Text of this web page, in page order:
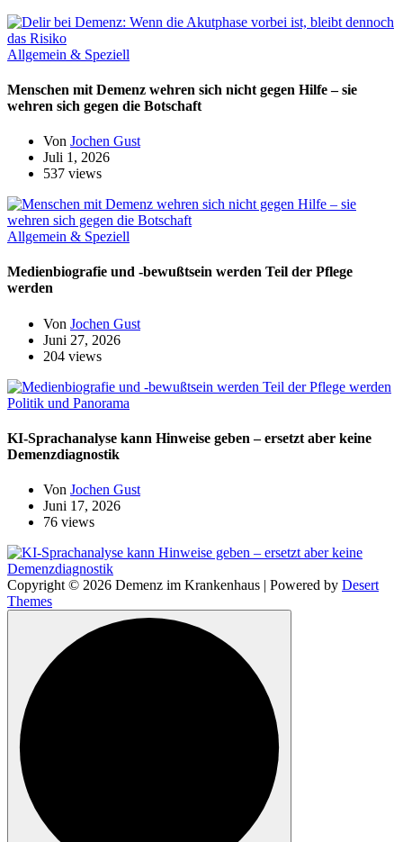
Allgemein & Speziell
Menschen mit Demenz wehren sich nicht gegen Hilfe – sie
wehren sich gegen die Botschaft
Von Jochen Gust
Juli 1, 2026
537 views
Allgemein & Speziell
Medienbiografie und -bewußtsein werden Teil der Pflege
werden
Von Jochen Gust
Juni 27, 2026
204 views
Politik und Panorama
KI-Sprachanalyse kann Hinweise geben – ersetzt aber keine
Demenzdiagnostik
Von Jochen Gust
Juni 17, 2026
76 views
Copyright © 2026 Demenz im Krankenhaus | Powered by Desert
Themes